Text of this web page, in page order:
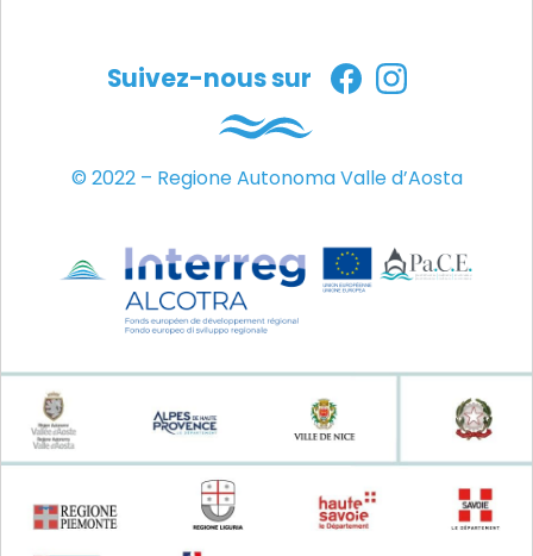
Suivez-nous sur
© 2022 – Regione Autonoma Valle d’Aosta